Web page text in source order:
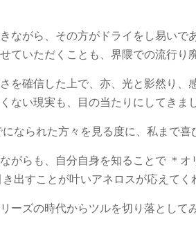
ながら、その方がドライをし易い
いただくことも、界隈での流行り
を確信した上で、亦、光と影然り、
ない現実も、目の当たりにしてきま
なられた方々を見る度に、私まで喜
がらも、自分自身を知ることで ＊
出すことが叶いアネロスが応えてく
ーズの時代からツルを切り落とし